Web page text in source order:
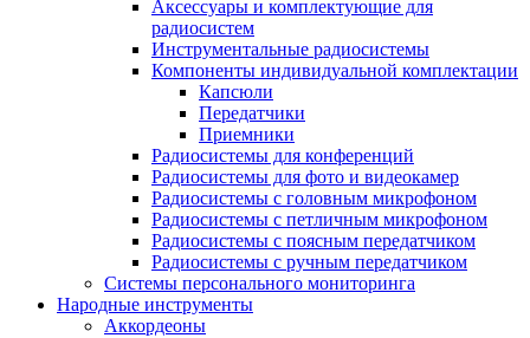
Аксессуары и комплектующие для
радиосистем
Инструментальные радиосистемы
Компоненты индивидуальной комплектации
Капсюли
Передатчики
Приемники
Радиосистемы для конференций
Радиосистемы для фото и видеокамер
Радиосистемы с головным микрофоном
Радиосистемы с петличным микрофоном
Радиосистемы с поясным передатчиком
Радиосистемы с ручным передатчиком
Системы персонального мониторинга
Народные инструменты
Аккордеоны